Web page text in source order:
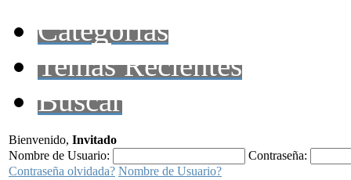
Categorías
Temas Recientes
Buscar
Bienvenido, Invitado
Nombre de Usuario:
Contraseña:
Contraseña olvidada? Nombre de Usuario?